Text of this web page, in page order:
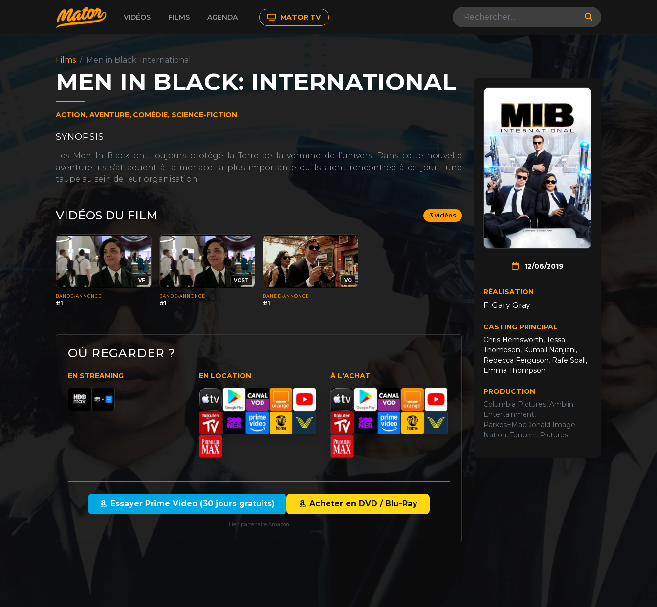
VIDÉOS FILMS AGENDA MATOR TV
Films Men in Black: International
MEN IN BLACK: INTERNATIONAL
ACTION, AVENTURE, COMÉDIE, SCIENCE-FICTION
SYNOPSIS
Les Men In Black ont toujours protégé la Terre de la vermine de l’univers. Dans cette nouvelle
aventure, ils s’attaquent à la menace la plus importante qu’ils aient rencontrée à ce jour : une
taupe au sein de leur organisation.
VIDÉOS DU FILM 3 vidéos
VF
BANDE-ANNONCE
#1
VOST
BANDE-ANNONCE
#1
VO
BANDE-ANNONCE
#1
OÙ REGARDER ?
EN STREAMING EN LOCATION À L'ACHAT
Essayer Prime Video (30 jours gratuits) Acheter en DVD / Blu-Ray
Lien partenaire Amazon
12/06/2019
RÉALISATION
F. Gary Gray
CASTING PRINCIPAL
Chris Hemsworth, Tessa
Thompson, Kumail Nanjiani,
Rebecca Ferguson, Rafe Spall ,
Emma Thompson
PRODUCTION
Columbia Pictures, Amblin
Entertainment,
Parkes+MacDonald Image
Nation, Tencent Pictures